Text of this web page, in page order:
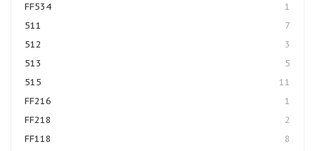
FF534
1
511
7
512
3
513
5
515
11
FF216
1
FF218
2
FF118
8